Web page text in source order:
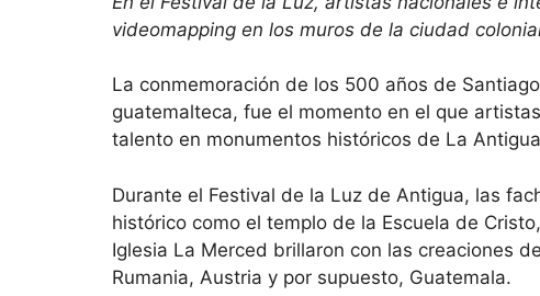
videomapping en los muros de la ciudad
La conmemoración de los 500 años de
guatemalteca, fue el momento en el que
talento en monumentos históricos de La
Durante el Festival de la Luz de Antigua, las
histórico como el templo de la Escuela de
Iglesia La Merced brillaron con las creaciones
Rumania, Austria y por supuesto, Guatemala.